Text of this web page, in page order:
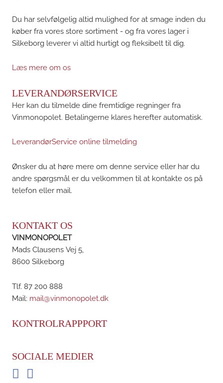
Du har selvfølgelig altid mulighed for at smage inden du
køber fra vores store sortiment - og fra vores lager i
Silkeborg leverer vi altid hurtigt og fleksibelt til dig.
Læs mere om os
LEVERANDØRSERVICE
Her kan du tilmelde dine fremtidige regninger fra
Vinmonopolet. Betalingerne klares herefter automatisk.
LeverandørService online tilmelding
Ønsker du at høre mere om denne service eller har du
andre spørgsmål er du velkommen til at kontakte os på
telefon eller mail.
KONTAKT OS
VINMONOPOLET
Mads Clausens Vej 5,
8600 Silkeborg
Tlf. 87 200 888
Mail: mail@vinmonopolet.dk
KONTROLRAPPPORT
SOCIALE MEDIER
FacebookInstagram